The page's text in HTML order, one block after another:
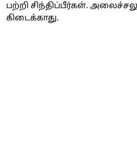
பற்றி சிந்திப்பீர்கள்.
கிடைக்காது.